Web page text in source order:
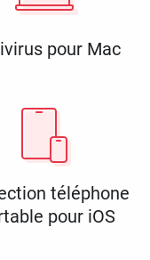
pour Mac
téléphone
pour iOS